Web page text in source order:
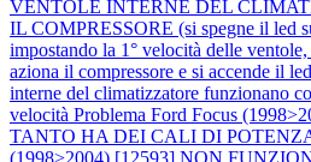
VENTOLE INTERNE DEL
IL COMPRESSORE (si spegne il led
impostando la 1° velocità delle
aziona il compressore e si accende il
interne del climatizzatore funzionano
velocità Problema Ford Focus
TANTO HA DEI CALI DI
(1998>2004) [12593] NON